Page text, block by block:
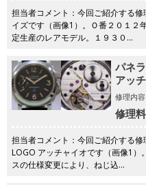
担当者コメント：今回ご紹介する
イズです（画像1）。Ｏ番２０１２
定生産のレアモデル。１９３０…
パネ
アッ
修理内
修理
担当者コメント：今回ご紹介する
LOGO アッチャイオです（画像1
スの仕様変更により、ねじ込…